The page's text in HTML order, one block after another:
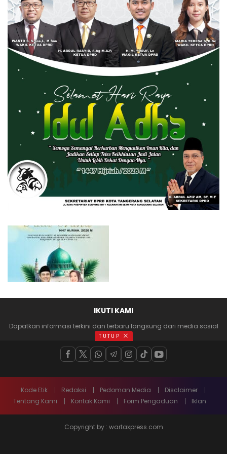
IKUTI KAMI
Dapatkan informasi terkini dan terbaru langsung dari media sosial
anda
Kode Etik Redaksi Pedoman Media
Disclaimer
Tentang Kami
Kontak Kami Form Pengaduan Iklan
Copyright by : wartaxpress.com
TUTUP